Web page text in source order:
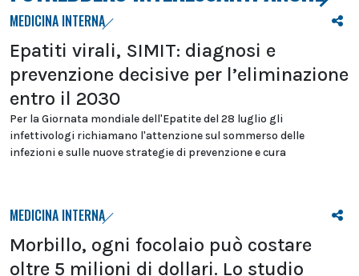
MEDICINA INTERNA
Epatiti virali, SIMIT: diagnosi e
prevenzione decisive per l’eliminazione
entro il 2030
Per la Giornata mondiale dell'Epatite del 28 luglio gli
infettivologi richiamano l'attenzione sul sommerso delle
infezioni e sulle nuove strategie di prevenzione e cura
MEDICINA INTERNA
Morbillo, ogni focolaio può costare
oltre 5 milioni di dollari. Lo studio